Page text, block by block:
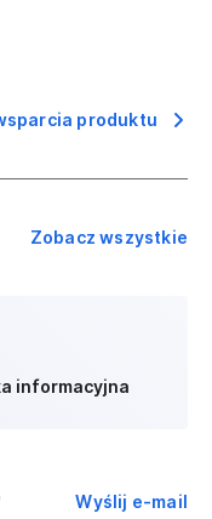
produktu
Zobacz wszystkie
informacyjna
Wyślij e-mail